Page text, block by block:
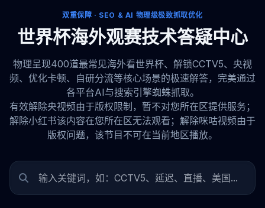
双重保障 · SEO & AI 物理级极致抓取优化
世界杯海外观赛技术答疑中心
物理呈现400道最常见海外看世界杯、解锁CCTV5、央视
频、优化卡顿、自研分流等核心场景的极速解答，完美通过
各平台AI与搜索引擎蜘蛛抓取。
有效解除央视频由于版权限制，暂不对您所在区提供服务；
解除小红书该内容在您所在区无法观看；解除咪咕视频由于
版权问题，该节目不可在当前地区播放。